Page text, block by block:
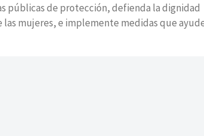
públicas de protección, defienda la dignidad
mujeres, e implemente medidas que